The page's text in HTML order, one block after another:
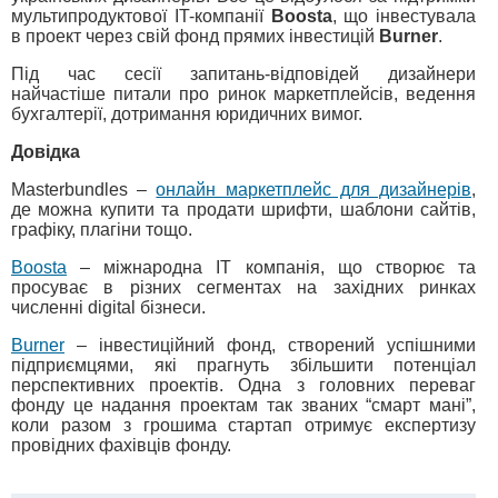
мультипродуктової IT-компанії Boosta, що інвестувала
в проект через свій фонд прямих інвестицій Burner.
Під час сесії запитань-відповідей дизайнери
найчастіше питали про ринок маркетплейсів, ведення
бухгалтерії, дотримання юридичних вимог.
Довідка
Masterbundles –онлайн маркетплейс для дизайнерів,
де можна купити та продати шрифти, шаблони сайтів,
графіку, плагіни тощо.
Boosta – міжнародна ІТ компанія, що створює та
просуває в різних сегментах на західних ринках
численні digital бізнеси.
Burner – інвестиційний фонд, створений успішними
підприємцями, які прагнуть збільшити потенціал
перспективних проектів. Одна з головних переваг
фонду це надання проектам так званих “смарт мані”,
коли разом з грошима стартап отримує експертизу
провідних фахівців фонду.